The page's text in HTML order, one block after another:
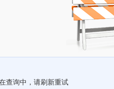
查询中，请刷新重试